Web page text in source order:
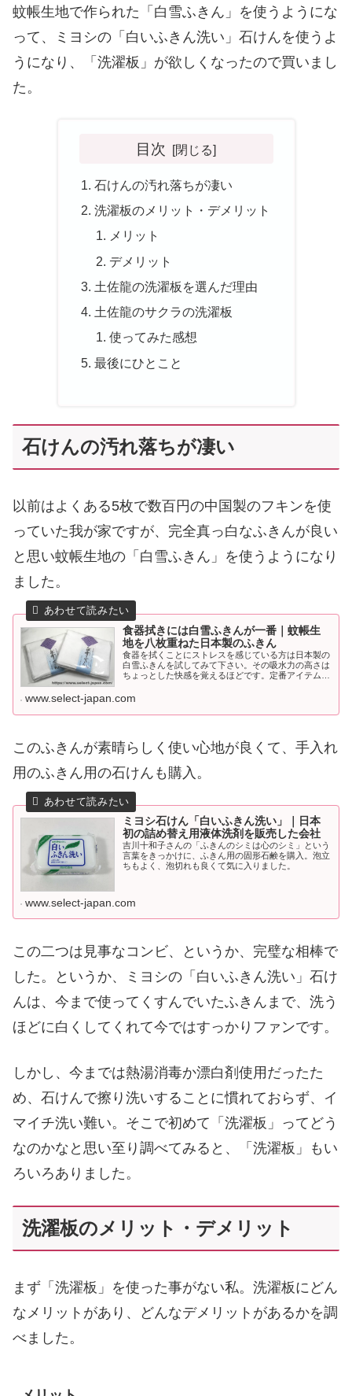
蚊帳生地で作られた「白雪ふきん」を使うようにな
って、ミヨシの「白いふきん洗い」石けんを使うよ
うになり、「洗濯板」が欲しくなったので買いまし
た。
目次
石けんの汚れ落ちが凄い
洗濯板のメリット・デメリット
メリット
デメリット
土佐龍の洗濯板を選んだ理由
土佐龍のサクラの洗濯板
使ってみた感想
最後にひとこと
石けんの汚れ落ちが凄い
以前はよくある5枚で数百円の中国製のフキンを使
っていた我が家ですが、完全真っ白なふきんが良い
と思い蚊帳生地の「白雪ふきん」を使うようになり
ました。
食器拭きには白雪ふきんが一番｜蚊帳生
地を八枚重ねた日本製のふきん
食器を拭くことにストレスを感じている方は日本製の
白雪ふきんを試してみて下さい。その吸水力の高さは
ちょっとした快感を覚えるほどです。定番アイテムに
www.select-japan.com
このふきんが素晴らしく使い心地が良くて、手入れ
用のふきん用の石けんも購入。
ミヨシ石けん「白いふきん洗い」｜日本
初の詰め替え用液体洗剤を販売した会社
吉川十和子さんの「ふきんのシミは心のシミ」という
言葉をきっかけに、ふきん用の固形石鹸を購入。泡立
ちもよく、泡切れも良くて気に入りました。
www.select-japan.com
この二つは見事なコンビ、というか、完璧な相棒で
した。というか、ミヨシの「白いふきん洗い」石け
んは、今まで使ってくすんでいたふきんまで、洗う
ほどに白くしてくれて今ではすっかりファンです。
しかし、今までは熱湯消毒か漂白剤使用だったた
め、石けんで擦り洗いすることに慣れておらず、イ
マイチ洗い難い。そこで初めて「洗濯板」ってどう
なのかなと思い至り調べてみると、「洗濯板」もい
ろいろありました。
洗濯板のメリット・デメリット
まず「洗濯板」を使った事がない私。洗濯板にどん
なメリットがあり、どんなデメリットがあるかを調
べました。